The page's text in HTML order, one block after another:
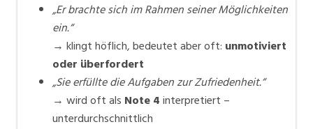
„Er brachte sich im Rahmen seiner Möglichkeiten
ein.“
→ klingt höflich, bedeutet aber oft: unmotiviert
oder überfordert
„Sie erfüllte die Aufgaben zur Zufriedenheit.“
→ wird oft als Note 4interpretiert –
unterdurchschnittlich